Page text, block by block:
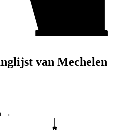
van Mechelen
→